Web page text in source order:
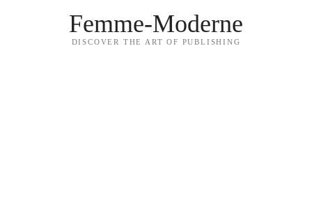
Femme-Moderne
DISCOVER THE ART OF PUBLISHING